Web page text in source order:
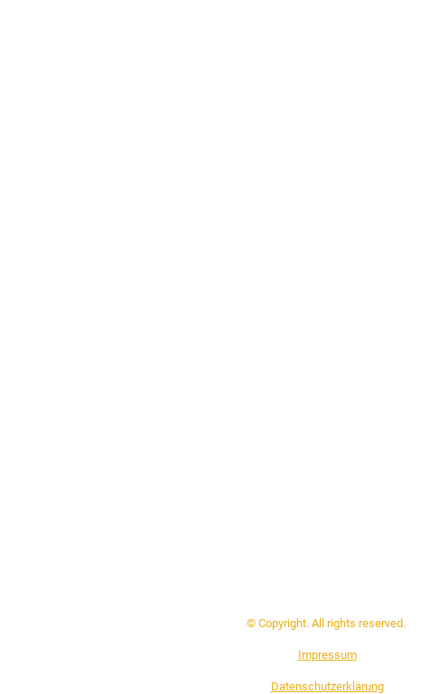
© Copyright. All rights reserved.
Impressum
Datenschutzerklärung